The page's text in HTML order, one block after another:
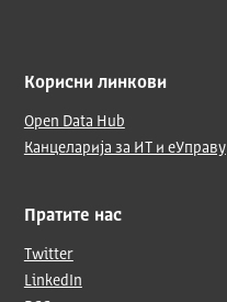
Корисни линкови
Open Data Hub
Канцеларија за ИТ и еУправу
Пратите нас
Twitter
LinkedIn